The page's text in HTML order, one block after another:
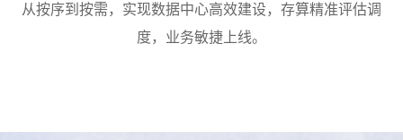
从按序到按需，实现数据中心高效建设，存算精准评估调
度，业务敏捷上线。